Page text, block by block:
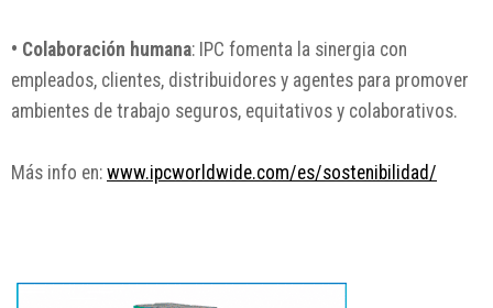
• Colaboración humana: IPC fomenta la sinergia con
empleados, clientes, distribuidores y agentes para promover
ambientes de trabajo seguros, equitativos y colaborativos.
Más info en: www.ipcworldwide.com/es/sostenibilidad/